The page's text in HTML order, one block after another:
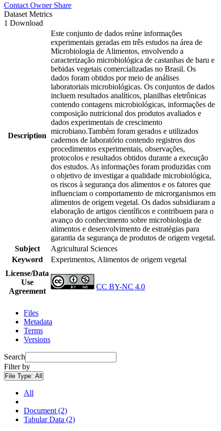
Contact Owner Share
Dataset Metrics
1 Download
Description
Este conjunto de dados reúne informações
experimentais geradas em três estudos na área de
Microbiologia de Alimentos, envolvendo a
caracterização microbiológica de castanhas de baru e
bebidas vegetais comercializadas no Brasil. Os
dados foram obtidos por meio de análises
laboratoriais microbiológicas. Os conjuntos de dados
incluem resultados analíticos, planilhas eletrônicas
contendo contagens microbiológicas, informações de
composição nutricional dos produtos avaliados e
dados experimentais de crescimento
microbiano.Também foram gerados e utilizados
cadernos de laboratório contendo registros dos
procedimentos experimentais, observações,
protocolos e resultados obtidos durante a execução
dos estudos. As informações foram produzidas com
o objetivo de investigar a qualidade microbiológica,
os riscos à segurança dos alimentos e os fatores que
influenciam o comportamento de microrganismos em
alimentos de origem vegetal. Os dados subsidiaram a
elaboração de artigos científicos e contribuem para o
avanço do conhecimento sobre microbiologia de
alimentos e desenvolvimento de estratégias para
garantia da segurança de produtos de origem vegetal.
Subject
Agricultural Sciences
Keyword
Experimentos, Alimentos de origem vegetal
License/Data
Use
Agreement
CC BY-NC 4.0
Files
Metadata
Terms
Versions
Search
Filter by
File Type: All
All
Document (2)
Tabular Data (2)